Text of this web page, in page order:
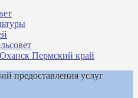
Пермский край
предоставления услуг